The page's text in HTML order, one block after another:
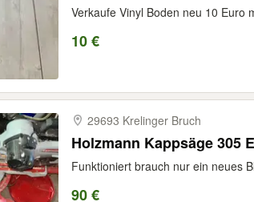
Verkaufe Vinyl Boden neu 10 Euro
10 €
29693 Krelinger Bruch
Holzmann Kappsäge 305
Funktioniert brauch nur ein neues
90 €